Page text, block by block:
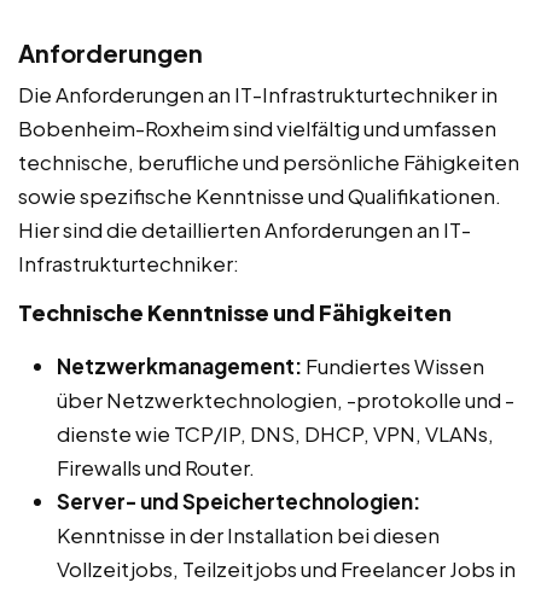
Anforderungen
Die Anforderungen an IT-Infrastrukturtechniker in
Bobenheim-Roxheim sind vielfältig und umfassen
technische, berufliche und persönliche Fähigkeiten
sowie spezifische Kenntnisse und Qualifikationen.
Hier sind die detaillierten Anforderungen an IT-
Infrastrukturtechniker:
Technische Kenntnisse und Fähigkeiten
Netzwerkmanagement: Fundiertes Wissen
über Netzwerktechnologien, -protokolle und -
dienste wie TCP/IP, DNS, DHCP, VPN, VLANs,
Firewalls und Router.
Server- und Speichertechnologien:
Kenntnisse in der Installation bei diesen
Vollzeitjobs, Teilzeitjobs und Freelancer Jobs in